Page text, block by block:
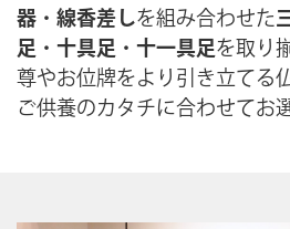
器 ・ 線香差しを組み合わせた
足 ・ 十具足 ・ 十一具足を取り
尊やお位牌をより引き立てる
ご供養のカタチに合わせてお